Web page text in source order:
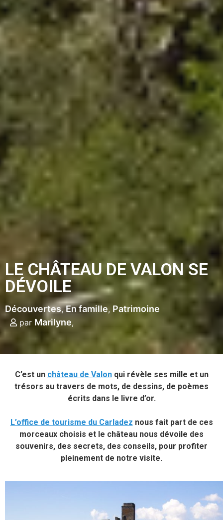
LE CHÂTEAU DE VALON SE
DÉVOILE
Découvertes En famille Patrimoine
par Marilyne
C’est un château de Valonqui révèle ses mille et un
trésors au travers de mots, de dessins, de poèmes
écrits dans le livre d’or.
L’office de tourisme du Carladez nous fait part de ces
morceaux choisis et le château nous dévoile des
souvenirs, des secrets, des conseils, pour profiter
pleinement de notre visite.